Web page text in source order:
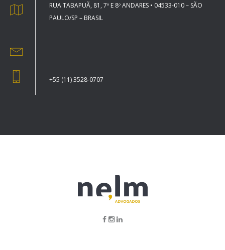
RUA TABAPUÃ, 81, 7º E 8º ANDARES • 04533-010 – SÃO
PAULO/SP – BRASIL
+55 (11) 3528-0707